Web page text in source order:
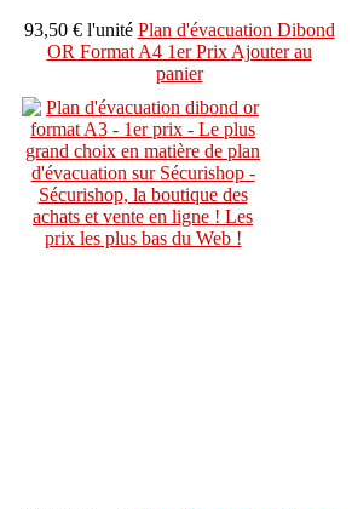
93,50 € l'unité Plan d'évacuation Dibond
OR Format A4 1er PrixAjouter au
panier